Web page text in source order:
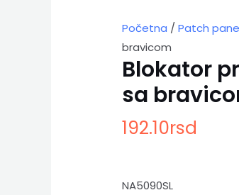
Početna /Patch
bravicom
Blokator
sa
192.10rsd
NA5090SL
bravicom
količina